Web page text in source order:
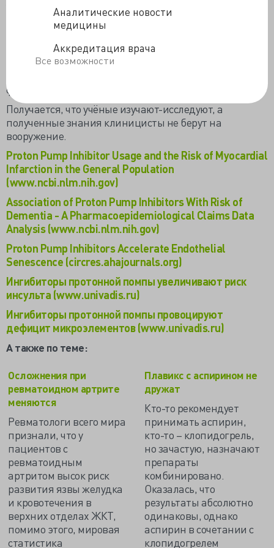
Аналитические новости
медицины
Аккредитация врача
Все возможности
Удивило исследователей не снижение концентрации
необходимых веществ, это выявляли
предшествующие исследования, а что почти у
половины больных уровень витамина B₁₂, ферритина
и магния не определялся более 5 лет. Никогда не
ферритина и витамина B₁₂ - 21.5%.
Получается, что учёные изучают-исследуют, а
полученные знания клиницисты не берут на
вооружение.
Proton Pump Inhibitor Usage and the Risk of Myocardial
Infarction in the General Population
(www.ncbi.nlm.nih.gov)
Association of Proton Pump Inhibitors With Risk of
Dementia - A Pharmacoepidemiological Claims Data
Analysis (www.ncbi.nlm.nih.gov)
Proton Pump Inhibitors Accelerate Endothelial
Senescence (circres.ahajournals.org)
Ингибиторы протонной помпы увеличивают риск
инсульта (www.univadis.ru)
Ингибиторы протонной помпы провоцируют
дефицит микроэлементов (www.univadis.ru)
А также по теме:
Осложнения при
ревматоидном артрите
меняются
Ревматологи всего мира
признали, что у
пациентов с
ревматоидным
артритом высок риск
развития язвы желудка
и кровотечения в
верхних отделах ЖКТ,
помимо этого, мировая
статистика
Плавикс с аспирином не
дружат
Кто-то рекомендует
принимать аспирин,
кто-то – клопидогрель,
но зачастую, назначают
препараты
комбинировано.
Оказалась, что
результаты абсолютно
одинаковы, однако
аспирин в сочетании с
клопидогрелем